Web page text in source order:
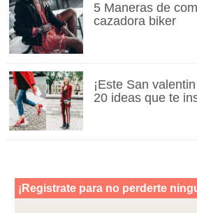
5 Maneras de
cazadora biker
¡Este San
20 ideas que te